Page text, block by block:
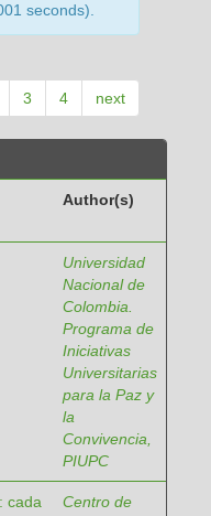
seconds).
3 4 next
Author(s)
Universidad
Nacional de
Colombia.
Programa de
Iniciativas
Universitarias
para la Paz y
la
Convivencia,
PIUPC
cada
Centro de